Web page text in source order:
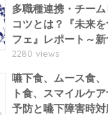
多職種連携・チー
コツとは？『未来
フェ』レポート～
2280 views
嚥下食、ムース食
ト食、スマイルケ
予防と嚥下障害時